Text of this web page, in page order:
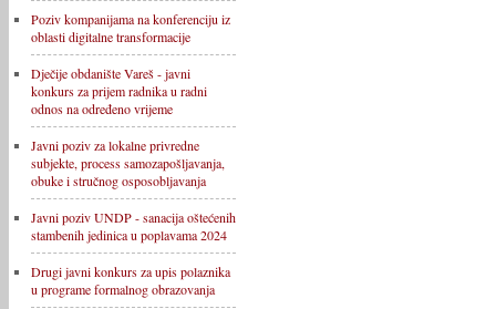
Poziv kompanijama na konferenciju iz
oblasti digitalne transformacije
Dječije obdanište Vareš - javni
konkurs za prijem radnika u radni
odnos na određeno vrijeme
Javni poziv za lokalne privredne
subjekte, process samozapošljavanja,
obuke i stručnog osposobljavanja
Javni poziv UNDP - sanacija oštećenih
stambenih jedinica u poplavama 2024
Drugi javni konkurs za upis polaznika
u programe formalnog obrazovanja